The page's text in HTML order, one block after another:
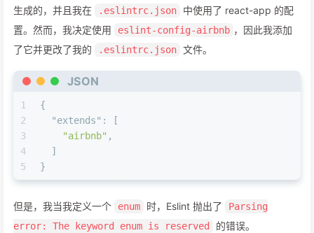
生成的，并且我在
.eslintrc.json
中使用了 react-app 的配
置。然而，我决定使用
eslint-config-airbnb ，因此我添加
了它并更改了我的
.eslintrc.json 文件。
JSON
1
2
3
4
5
{
"extends" :
[
"airbnb" ,
]
}
但是，我当我定义一个 enum 时，Eslint 抛出了
Parsing
error: The keyword enum is reserved
的错误。